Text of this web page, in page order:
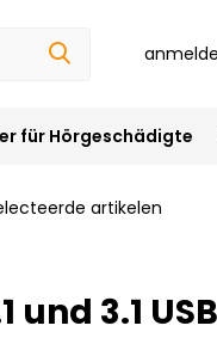
für Hörgeschädigte
artikelen
und 3.1